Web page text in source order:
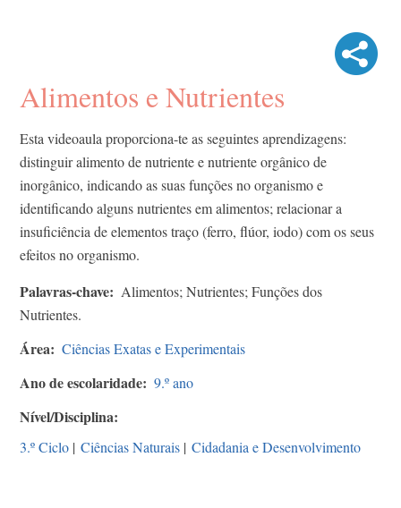
Alimentos e Nutrientes
Esta videoaula proporciona-te as seguintes aprendizagens:
distinguir alimento de nutriente e nutriente orgânico de
inorgânico, indicando as suas funções no organismo e
identificando alguns nutrientes em alimentos; relacionar a
insuficiência de elementos traço (ferro, flúor, iodo) com os seus
efeitos no organismo.
Palavras-chave
Alimentos; Nutrientes; Funções dos
Nutrientes.
Área Ciências Exatas e Experimentais
Ano de escolaridade 9.º ano
Nível/Disciplina
3.º Ciclo | Ciências Naturais | Cidadania e Desenvolvimento